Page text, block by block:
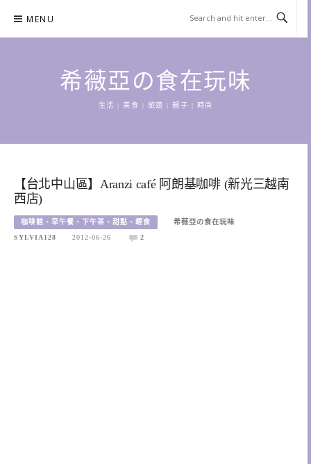
content
MENU
希薇亞の食在玩味
生活 | 美食 | 旅遊 | 親子 | 時尚
【台北中山區】Aranzi café 阿朗基咖啡 (新光三越南
西店)
咖啡館、早午餐、下午茶、甜點、輕食
希薇亞の食在玩味
SYLVIA128
2012-06-26 2